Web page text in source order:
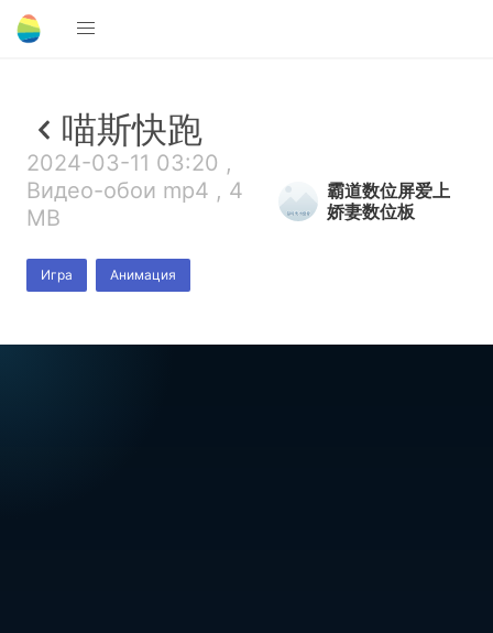
喵斯快跑
2024-03-11 03:20 ,
Видео-обои mp4 , 4
MB
Игра Анимация
霸道数位屏爱上
娇妻数位板